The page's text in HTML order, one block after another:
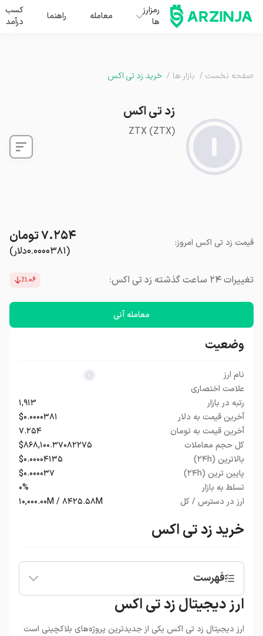
رمزارز
ها
معامله راهنما
کسب
درآمد
صفحه نخست / بازار ها / خرید زد تی اکس
زد تی اکس
ZTX(ZTX)
قیمت زد تی اکس امروز:
(۰.۰۰۰۰۳۸۱دلار)
۷.۲۵۴تومان
تغییرات ۲۴ ساعت گذشته زد تی اکس: ٪۱.۰۶
معامله آنی
خرید زد تی اکس
فهرست
•ارز دیجیتال زد تی اکس
ارز دیجیتال زد تی اکس
ارز دیجیتال زد تی اکس یکی از جدیدترین پروژه‌های بلاکچینی است
وضعیت
نام ارز
علامت اختصاری
رتبه در بازار
۱,۹۱۳
آخرین قیمت به دلار
$۰.۰۰۰۰۳۸۱
آخرین قیمت به تومان
۷.۲۵۴
کل حجم معاملات
$۸۶۸,۱۰۰.۳۷۰۸۲۲۷۵
بالاترین (۲۴h)
$۰.۰۰۰۰۴۱۳۵
پایین ترین (۲۴h)
$۰.۰۰۰۰۳۷
تسلط به بازار
۰%
ارز در دسترس / کل
۱۰,۰۰۰.۰۰M / ۸۴۲۵.۵۸M